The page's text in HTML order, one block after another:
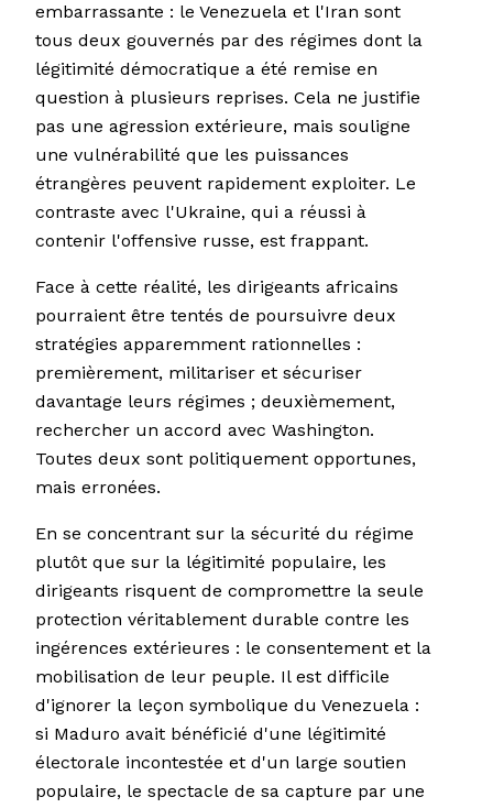
embarrassante : le Venezuela et l'Iran sont
tous deux gouvernés par des régimes dont la
légitimité démocratique a été remise en
question à plusieurs reprises. Cela ne justifie
pas une agression extérieure, mais souligne
une vulnérabilité que les puissances
étrangères peuvent rapidement exploiter. Le
contraste avec l'Ukraine, qui a réussi à
contenir l'offensive russe, est frappant.
Face à cette réalité, les dirigeants africains
pourraient être tentés de poursuivre deux
stratégies apparemment rationnelles :
premièrement, militariser et sécuriser
davantage leurs régimes ; deuxièmement,
rechercher un accord avec Washington.
Toutes deux sont politiquement opportunes,
mais erronées.
En se concentrant sur la sécurité du régime
plutôt que sur la légitimité populaire, les
dirigeants risquent de compromettre la seule
protection véritablement durable contre les
ingérences extérieures : le consentement et la
mobilisation de leur peuple. Il est difficile
d'ignorer la leçon symbolique du Venezuela :
si Maduro avait bénéficié d'une légitimité
électorale incontestée et d'un large soutien
populaire, le spectacle de sa capture par une